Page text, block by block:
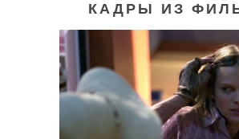
КАДРЫ ИЗ